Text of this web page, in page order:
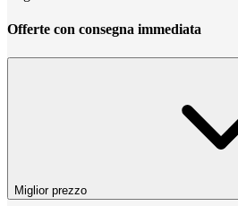
Offerte con consegna immediata
Miglior prezzo